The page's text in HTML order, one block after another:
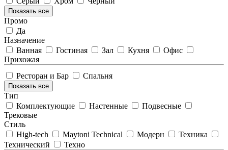
Показать все
Промо
Да
Назначение
Ванная
Гостиная Зал Кухня
Офис
Прихожая
Ресторан и Бар
Спальня
Показать все
Тип
Комплектующие
Настенные
Подвесные
Трековые
Стиль
High-tech
Maytoni Technical Модерн
Техника
Технический
Техно